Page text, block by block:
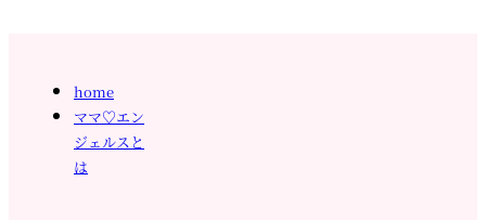
home
ママ♡エン
ジェルスと
は